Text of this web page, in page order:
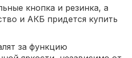
кнопка и резинка, а
и АКБ придется купить
за функцию